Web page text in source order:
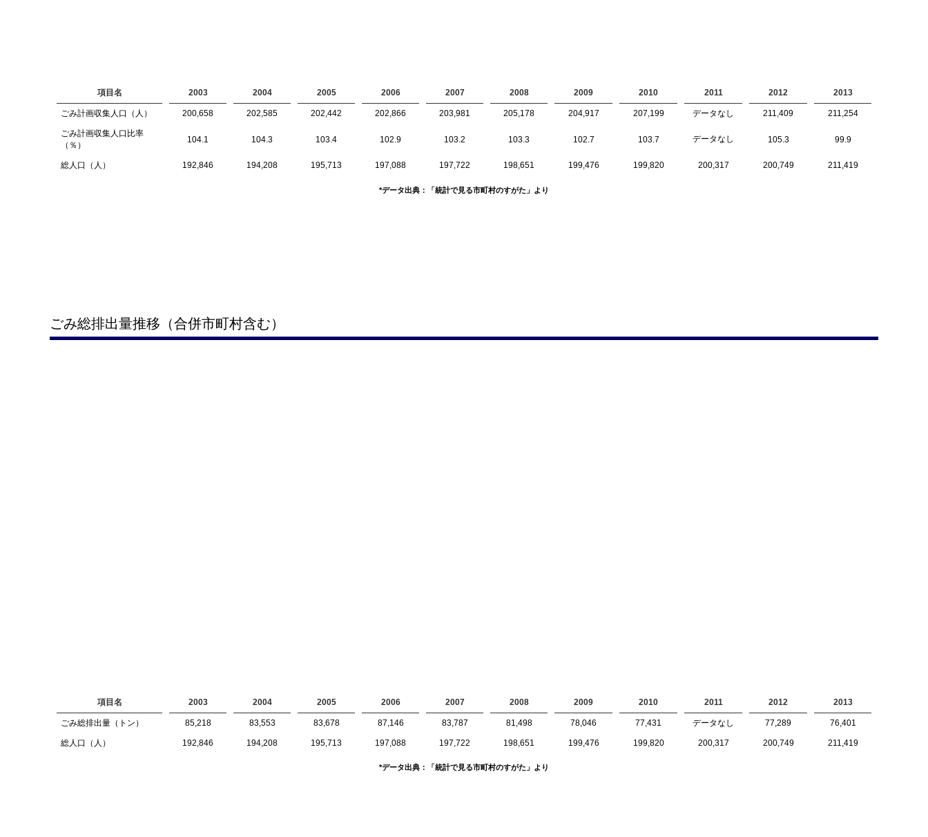
項目名 2003 2004 2005 2006 2007 2008 2009 2010 2011 2012 2013
ごみ計画収集人口（人） 200,658 202,585 202,442 202,866 203,981 205,178 204,917 207,199 データなし 211,409 211,254
ごみ計画収集人口比率
（％）
104.1 104.3 103.4 102.9 103.2 103.3 102.7 103.7 データなし 105.3 99.9
総人口（人） 192,846 194,208 195,713 197,088 197,722 198,651 199,476 199,820 200,317 200,749 211,419
*データ出典：「統計で見る市町村のすがた」より
ごみ総排出量推移（合併市町村含む）
項目名 2003 2004 2005 2006 2007 2008 2009 2010 2011 2012 2013
ごみ総排出量（トン） 85,218 83,553 83,678 87,146 83,787 81,498 78,046 77,431 データなし 77,289 76,401
総人口（人） 192,846 194,208 195,713 197,088 197,722 198,651 199,476 199,820 200,317 200,749 211,419
*データ出典：「統計で見る市町村のすがた」より